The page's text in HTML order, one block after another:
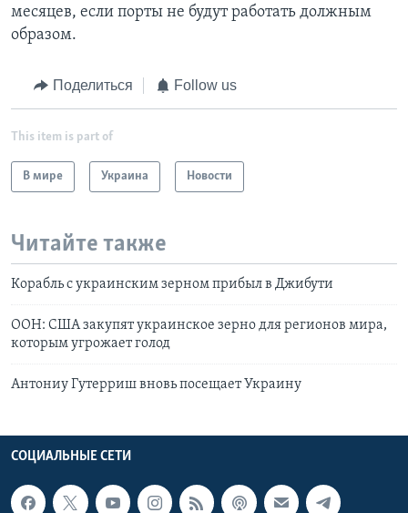
месяцев, если порты не будут работать должным
образом.
Поделиться Follow us
This item is part of
В мире Украина Новости
Читайте также
Корабль с украинским зерном прибыл в Джибути
ООН: США закупят украинское зерно для регионов мира,
которым угрожает голод
Антониу Гутерриш вновь посещает Украину
СОЦИАЛЬНЫЕ СЕТИ